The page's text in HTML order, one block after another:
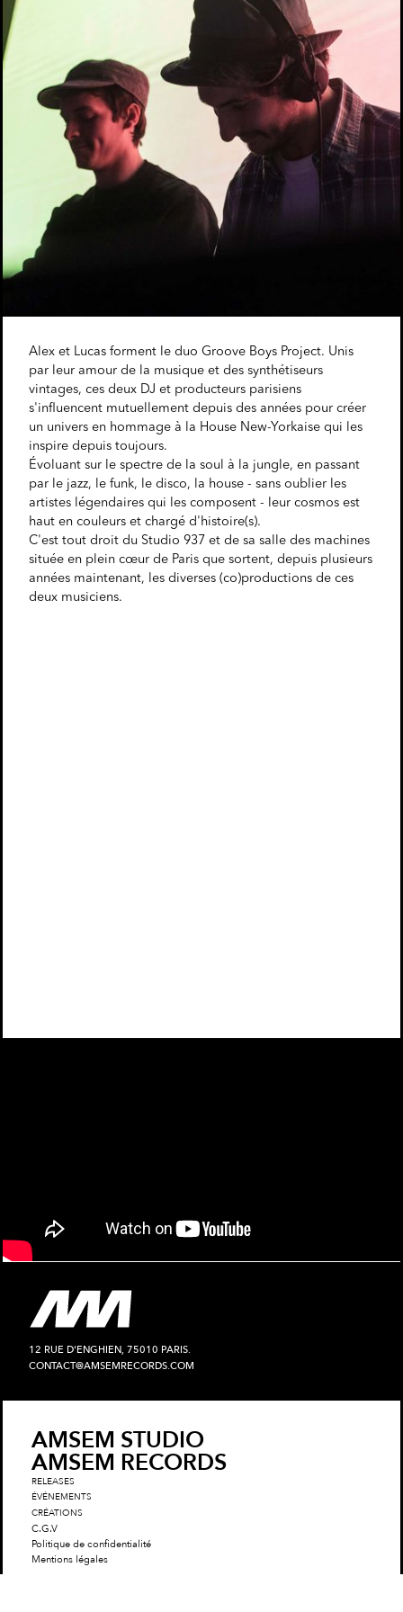
Alex et Lucas forment le duo Groove Boys Project. Unis
par leur amour de la musique et des synthétiseurs
vintages, ces deux DJ et producteurs parisiens
s'influencent mutuellement depuis des années pour créer
un univers en hommage à la House New-Yorkaise qui les
inspire depuis toujours.
Évoluant sur le spectre de la soul à la jungle, en passant
par le jazz, le funk, le disco, la house - sans oublier les
artistes légendaires qui les composent - leur cosmos est
haut en couleurs et chargé d'histoire(s).
C'est tout droit du Studio 937 et de sa salle des machines
située en plein cœur de Paris que sortent, depuis plusieurs
années maintenant, les diverses (co)productions de ces
deux musiciens.
12 RUE D'ENGHIEN, 75010 PARIS.
CONTACT@AMSEMRECORDS.COM
AMSEM STUDIO
AMSEM RECORDS
RELEASES
ÉVÉNEMENTS
CRÉATIONS
C.G.V
Politique de confidentialité
Mentions légales